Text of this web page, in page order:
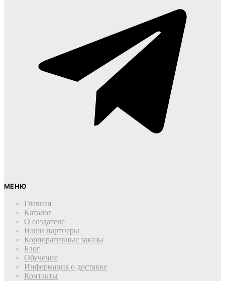
МЕНЮ
Главная
Каталог
О создателе
Наши партнеры
Корпоративные заказы
Блог
Обучение
Информация о доставке
Контакты